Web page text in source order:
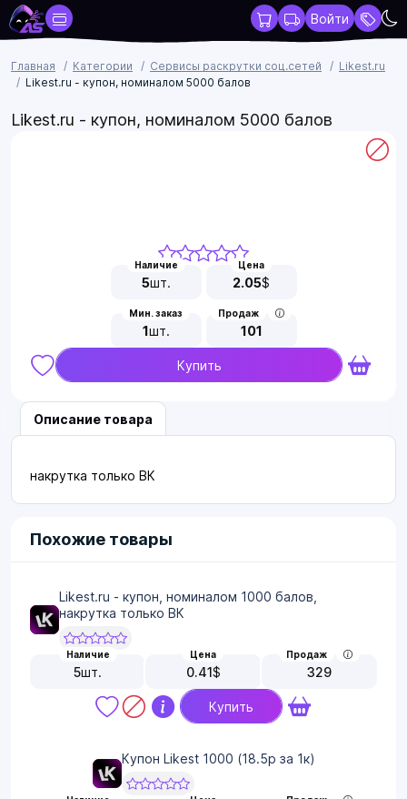
Войти
Главная Категории Сервисы раскрутки соц.сетей
Likest.ru
Likest.ru - купон, номиналом 5000 балов
Likest.ru - купон, номиналом 5000 балов
Наличие
5шт.
Цена
2.05$
Мин. заказ
1шт.
Продаж
101
Купить
Описание товара
накрутка только ВК
Похожие товары
Likest.ru - купон, номиналом 1000 балов,
накрутка только ВК
Наличие
5шт.
Цена
0.41$
Продаж
329
Купить
Купон Likest 1000 (18.5р за 1к)